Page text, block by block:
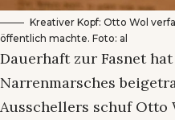
Kreativer Kopf: Otto Wol
öffentlich machte. Foto: al
Dauerhaft zur Fasnet
Narrenmarsches
Ausschellers schuf Otto